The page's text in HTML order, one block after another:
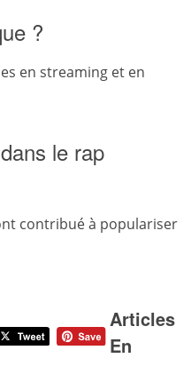
?
en streaming et en
le rap
contribué à populariser
Articles
En